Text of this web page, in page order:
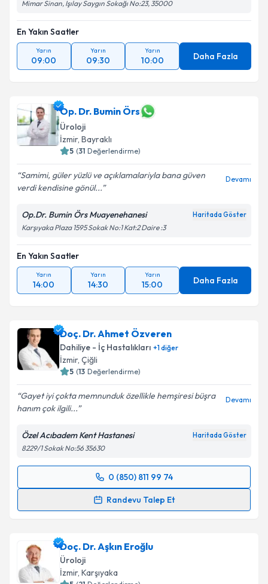
Mimar Sinan, Işılay Saygın Sokağı No:23, 35000
En Yakın Saatler
Yarın
09:00
Yarın
09:30
Yarın
10:00 Daha Fazla
Op. Dr. Bumin Örs
Üroloji
İzmir, Bayraklı
5 (31 Değerlendirme)
Samimi, güler yüzlü ve açıklamalariyla bana güven
verdi kendisine gönül...
Devamı
Op.Dr. Bumin Örs Muayenehanesi Haritada Göster
Karşıyaka Plaza 1595 Sokak No:1 Kat:2 Daire :3
En Yakın Saatler
Yarın
14:00
Yarın
14:30
Yarın
15:00 Daha Fazla
Doç. Dr. Ahmet Özveren
Dahiliye - İç Hastalıkları +1diğer
İzmir, Çiğli
5 (13 Değerlendirme)
Gayet iyi çokta memnunduk özellikle hemşiresi büşra
hanım çok ilgili...
Devamı
Özel Acıbadem Kent Hastanesi Haritada Göster
8229/1 Sokak No:56 35630
0 (850) 811 99 74
Randevu Talep Et
Randevu Takvimi Talebi
takvim hazırlandığında e-posta ile bilgilendireceğiz.
E-posta Adresiniz
Doç. Dr. Aşkın Eroğlu
Üroloji
İzmir, Karşıyaka